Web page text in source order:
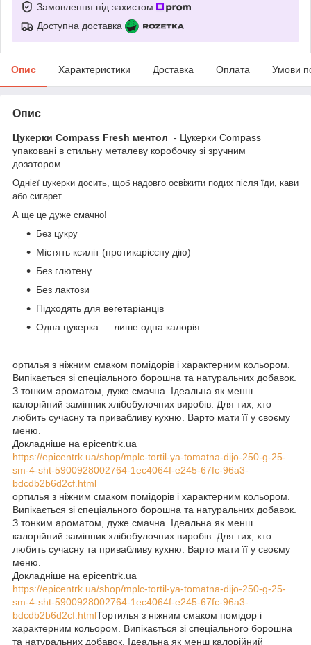
Замовлення під захистом
Доступна доставка
Опис Характеристики Доставка Оплата Умови
Опис
Цукерки Compass Fresh ментол - Цукерки Compass
упаковані в стильну металеву коробочку зі зручним
дозатором.
Однієї цукерки досить, щоб надовго освіжити подих після їди, кави
або сигарет.
А ще це дуже смачно!
Без цукру
Містять ксиліт (протикарієсну дію)
Без глютену
Без лактози
Підходять для вегетаріанців
Одна цукерка — лише одна калорія
ортилья з ніжним смаком помідорів і характерним кольором.
Випікається зі спеціального борошна та натуральних добавок.
З тонким ароматом, дуже смачна. Ідеальна як менш
калорійний замінник хлібобулочних виробів. Для тих, хто
любить сучасну та привабливу кухню. Варто мати її у своєму
меню.
Докладніше на epicentrk.ua
https://epicentrk.ua/shop/mplc-tortil-ya-tomatna-dijo-250-g-25-
sm-4-sht-5900928002764-1ec4064f-e245-67fc-96a3-
bdcdb2b6d2cf.html
ортилья з ніжним смаком помідорів і характерним кольором.
Випікається зі спеціального борошна та натуральних добавок.
З тонким ароматом, дуже смачна. Ідеальна як менш
калорійний замінник хлібобулочних виробів. Для тих, хто
любить сучасну та привабливу кухню. Варто мати її у своєму
меню.
Докладніше на epicentrk.ua
https://epicentrk.ua/shop/mplc-tortil-ya-tomatna-dijo-250-g-25-
sm-4-sht-5900928002764-1ec4064f-e245-67fc-96a3-
bdcdb2b6d2cf.htmlТортилья з ніжним смаком помідор і
характерним кольором. Випікається зі спеціального борошна
та натуральних добавок. Ідеальна як менш калорійний